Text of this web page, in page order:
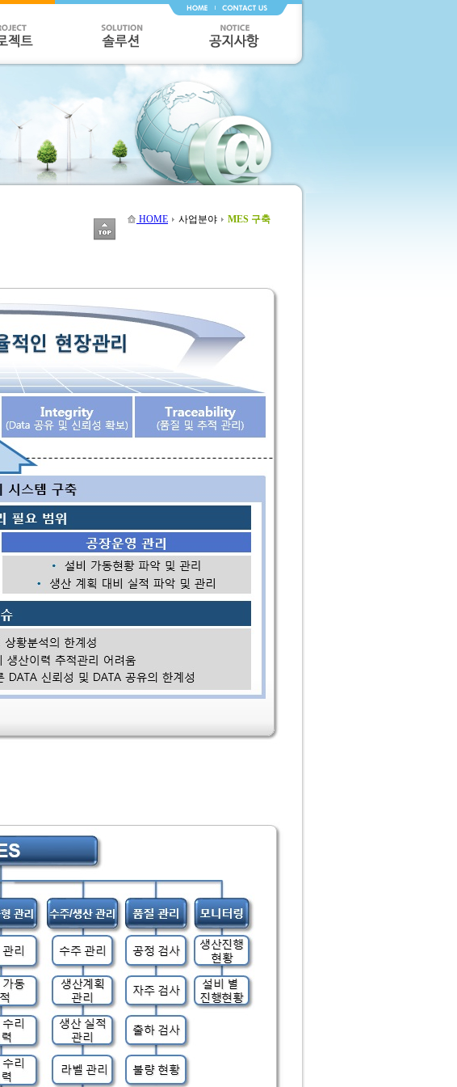
HOME 사업분야 MES 구축